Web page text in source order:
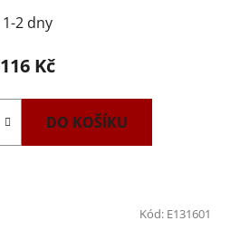
1-2 dny
116 Kč
DO KOŠÍKU
Kód: E131601